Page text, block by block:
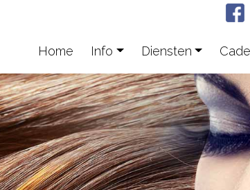
Home Info Diensten